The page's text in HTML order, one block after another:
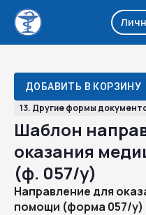
13. Другие формы
Шаблон
оказания
(ф. 057/у)
Направление для
помощи (форма 057/у)
ДОБАВИТЬ В КОРЗИНУ